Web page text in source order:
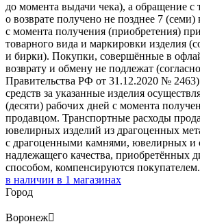
до момента выдачи чека), а обращение с
о возврате получено не позднее 7
с момента получения (приобретения)
товарного вида и маркировки изделия
и бирки). Покупки, совершённые в
возврату и обмену не подлежат
Правительства РФ от 31.12.2020 №
средств за указанные изделия
(десяти) рабочих дней с момента
продавцом. Транспортные расходы
ювелирных изделий из драгоценных
с драгоценными камнями, ювелирных и
надлежащего качества, приобретённых
способом, компенсируются покупателем.
в наличии в 1 магазинах
Город
Воронеж